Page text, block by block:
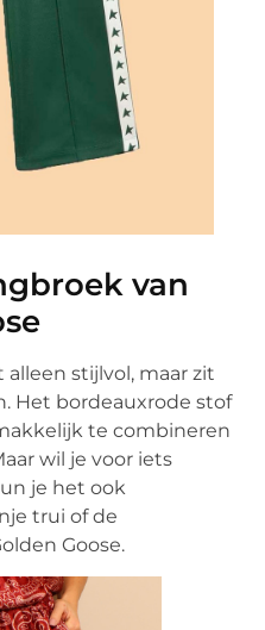
van
stijlvol, maar zit
Het bordeauxrode stof
te combineren
wil je voor iets
je het ook
trui of de
Goose.